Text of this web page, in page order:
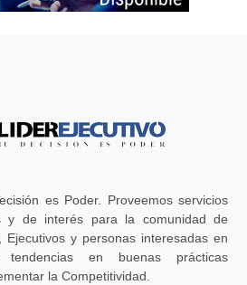
es Poder. Proveemos servicios
y de interés para la comunidad de
Ejecutivos y personas interesadas en
en buenas prácticas
la Competitividad.